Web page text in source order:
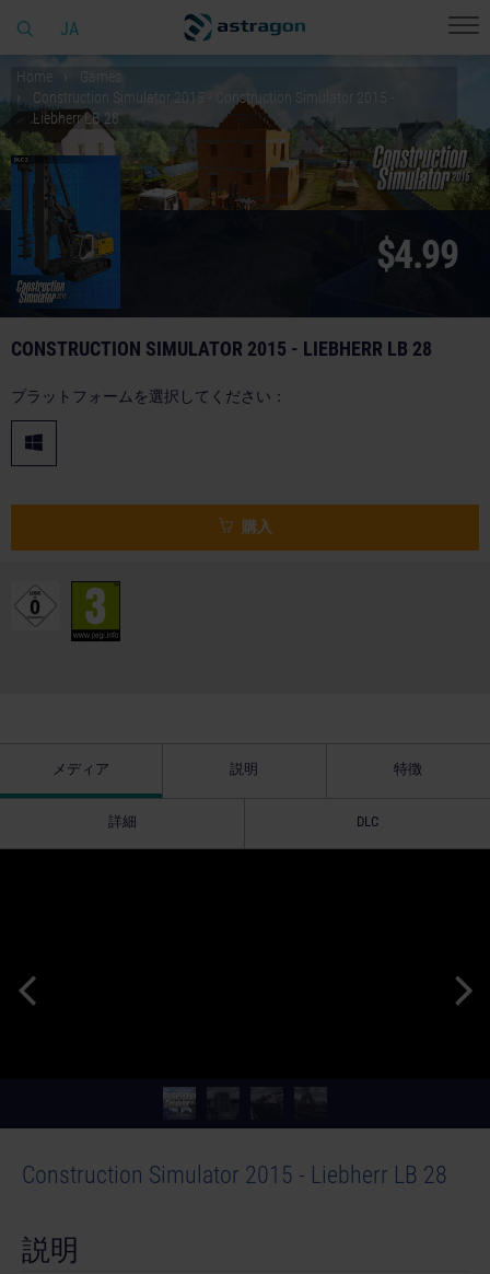
JA
Home
Games
Construction Simulator 2015 - Construction Simulator 2015 -
Liebherr LB 28
$4.99
CONSTRUCTION SIMULATOR 2015 - LIEBHERR LB 28
プラットフォームを選択してください：
購入
メディア 説明 特徴
詳細 DLC
Construction Simulator 2015 - Liebherr LB 28
説明